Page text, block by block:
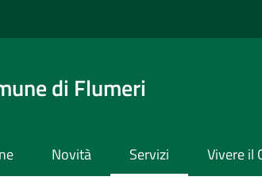
di Flumeri
Novità Servizi Vivere il